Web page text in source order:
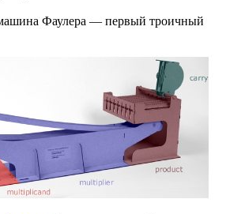
Фаулера — первый троичный